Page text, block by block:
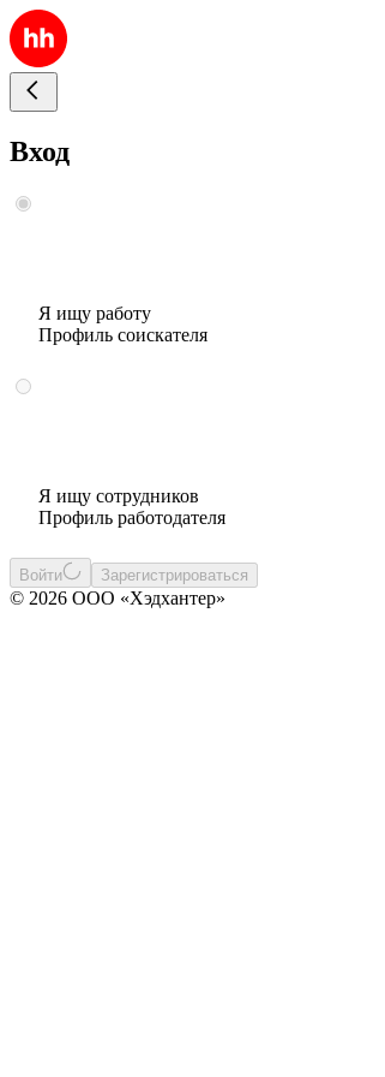
Вход
Я ищу работу
Профиль соискателя
Я ищу сотрудников
Профиль работодателя
Войти Зарегистрироваться
© 2026 ООО «Хэдхантер»